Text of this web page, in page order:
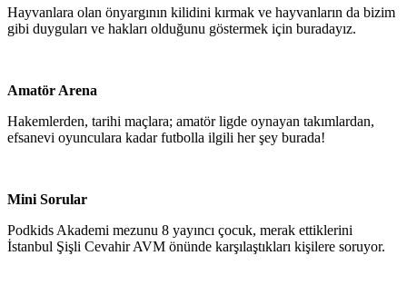
Hayvanlara olan önyargının kilidini kırmak ve hayvanların da bizim
gibi duyguları ve hakları olduğunu göstermek için buradayız.
Amatör Arena
Hakemlerden, tarihi maçlara; amatör ligde oynayan takımlardan,
efsanevi oyunculara kadar futbolla ilgili her şey burada!
Mini Sorular
Podkids Akademi mezunu 8 yayıncı çocuk, merak ettiklerini
İstanbul Şişli Cevahir AVM önünde karşılaştıkları kişilere soruyor.